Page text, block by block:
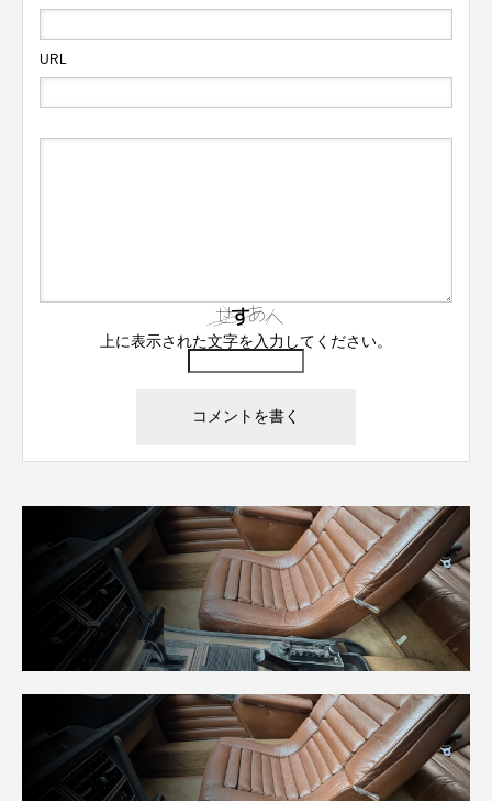
URL
上に表示された文字を入力してください。